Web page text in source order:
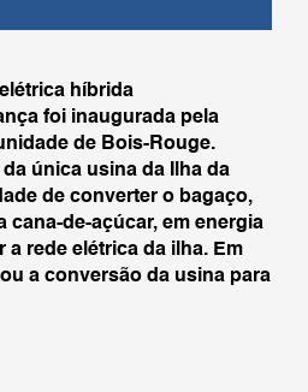
híbrida
foi inaugurada pela
de Bois-Rouge.
única usina da Ilha da
de converter o bagaço,
cana-de-açúcar, em energia
a rede elétrica da ilha. Em
a conversão da usina para